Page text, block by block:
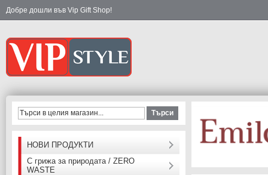
Добре дошли във Vip Gift Shop!
Търси
НОВИ ПРОДУКТИ
С грижа за природата / ZERO
WASTE